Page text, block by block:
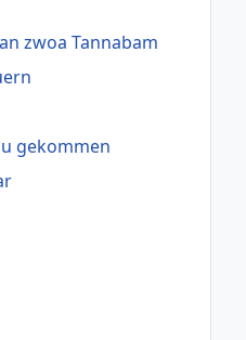
zwoa Tannabam
gekommen